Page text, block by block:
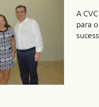
A
para